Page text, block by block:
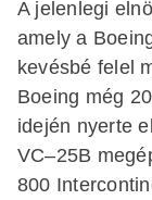
A jelenlegi
amely a
kevésbé felel
Boeing még
idején nyerte
VC–25B
800